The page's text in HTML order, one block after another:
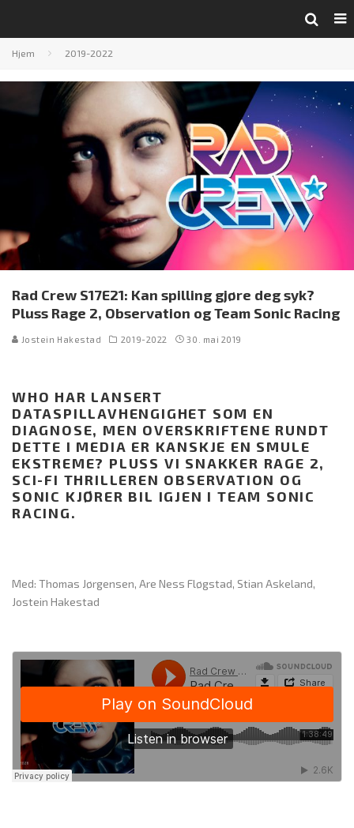
Hjem 2019-2022
Rad Crew S17E21: Kan spilling gjøre deg syk?
Pluss Rage 2, Observation og Team Sonic Racing
Jostein Hakestad 2019-2022 30. mai 2019
WHO HAR LANSERT
DATASPILLAVHENGIGHET SOM EN
DIAGNOSE, MEN OVERSKRIFTENE RUNDT
DETTE I MEDIA ER KANSKJE EN SMULE
EKSTREME? PLUSS VI SNAKKER RAGE 2,
SCI-FI THRILLEREN OBSERVATION OG
SONIC KJØRER BIL IGJEN I TEAM SONIC
RACING.
Med: Thomas Jørgensen, Are Ness Fløgstad, Stian Askeland,
Jostein Hakestad